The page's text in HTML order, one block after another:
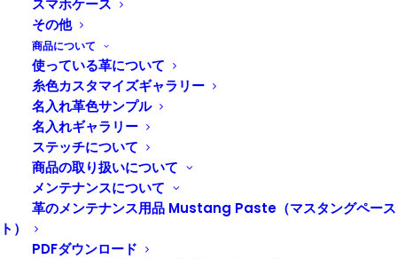
スマホケース
その他
商品について
使っている革について
糸色カスタマイズギャラリー
名入れ革色サンプル
名入れギャラリー
ステッチについて
商品の取り扱いについて
メンテナンスについて
革のメンテナンス用品 Mustang Paste（マスタングペース
ト）
PDFダウンロード